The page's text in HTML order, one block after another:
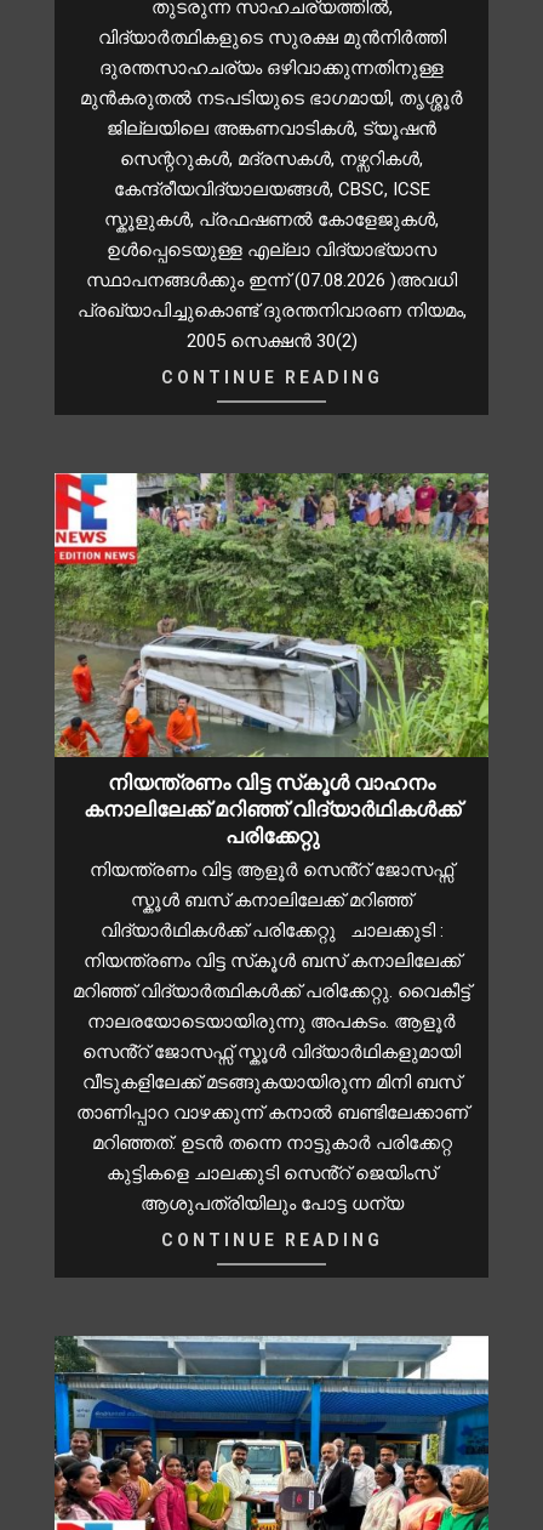
തുടരുന്ന സാഹചര്യത്തിൽ,
വിദ്യാർത്ഥികളുടെ സുരക്ഷ മുൻനിർത്തി
ദുരന്തസാഹചര്യം ഒഴിവാക്കുന്നതിനുള്ള
മുന്‍കരുതല്‍ നടപടിയുടെ ഭാഗമായി, തൃശ്ശൂർ
ജില്ലയിലെ അങ്കണവാടികൾ, ട്യൂഷൻ
സെന്ററുകൾ, മദ്രസകൾ, നഴ്സറികള്‍,
കേന്ദ്രീയവിദ്യാലയങ്ങള്‍, CBSC, ICSE
സ്കൂളുകള്‍, പ്രഫഷണല്‍ കോളേജുകള്‍,
ഉള്‍പ്പെടെയുള്ള എല്ലാ വിദ്യാഭ്യാസ
സ്ഥാപനങ്ങള്‍ക്കും ഇന്ന് (07.08.2026 )അവധി
പ്രഖ്യാപിച്ചുകൊണ്ട് ദുരന്തനിവാരണ നിയമം,
2005 സെക്ഷന്‍ 30(2)
CONTINUE READING
നിയന്ത്രണം വിട്ട സ്‌കൂൾ വാഹനം
കനാലിലേക്ക് മറിഞ്ഞ് വിദ്യാർഥികൾക്ക്
പരിക്കേറ്റു
നിയന്ത്രണം വിട്ട ആളൂർ സെൻ്റ് ജോസഫ്സ്
സ്കൂൾ ബസ് കനാലിലേക്ക് മറിഞ്ഞ്
വിദ്യാർഥികൾക്ക് പരിക്കേറ്റു ചാലക്കുടി :
നിയന്ത്രണം വിട്ട സ്‌കൂൾ ബസ് കനാലിലേക്ക്
മറിഞ്ഞ് വിദ്യാർത്ഥികൾക്ക് പരിക്കേറ്റു. വൈകീട്ട്
നാലരയോടെയായിരുന്നു അപകടം. ആളൂർ
സെൻ്റ് ജോസഫ്സ് സ്കൂൾ വിദ്യാർഥികളുമായി
വീടുകളിലേക്ക് മടങ്ങുകയായിരുന്ന മിനി ബസ്
താണിപ്പാറ വാഴക്കുന്ന് കനാൽ ബണ്ടിലേക്കാണ്
മറിഞ്ഞത്. ഉടൻ തന്നെ നാട്ടുകാർ പരിക്കേറ്റ
കുട്ടികളെ ചാലക്കുടി സെൻ്റ് ജെയിംസ്
ആശുപത്രിയിലും പോട്ട ധന്യ
CONTINUE READING